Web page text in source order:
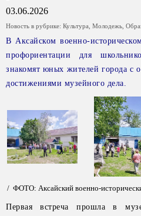
03.06.2026
Новость в рубрике: Культура Молодежь
В Аксайском военно-
профориентации для
знакомят юных жителей города с
достижениями музейного дела.
/ ФОТО: Аксайский военно-
Первая встреча прошла в